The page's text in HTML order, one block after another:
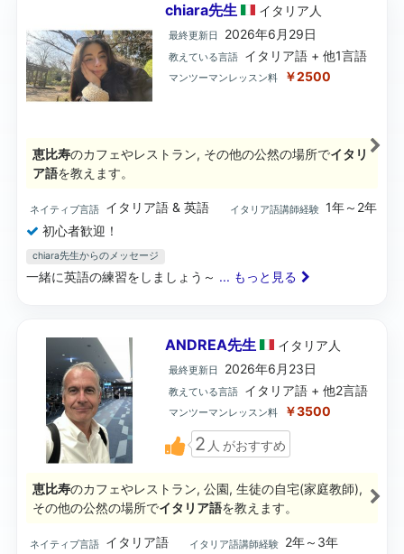
chiara先生 イタリア 人
最終更新日 2026年6月29日
教えている言語 イタリア語 + 他1言語
マンツーマンレッスン料 ￥2500
恵比寿のカフェやレストラン, その他の公然の場所でイタリ
ア語を教えます。
ネイティブ言語 イタリア語 & 英語 イタリア語講師経験 1年～2年
初心者歓迎！
chiara先生からのメッセージ
一緒に英語の練習をしましょう～ ... もっと見る
ANDREA先生 イタリア 人
最終更新日 2026年6月23日
教えている言語 イタリア語 + 他2言語
マンツーマンレッスン料 ￥3500
2 人 がおすすめ
恵比寿のカフェやレストラン, 公園, 生徒の自宅(家庭教師),
その他の公然の場所でイタリア語を教えます。
ネイティブ言語 イタリア語 イタリア語講師経験 2年～3年